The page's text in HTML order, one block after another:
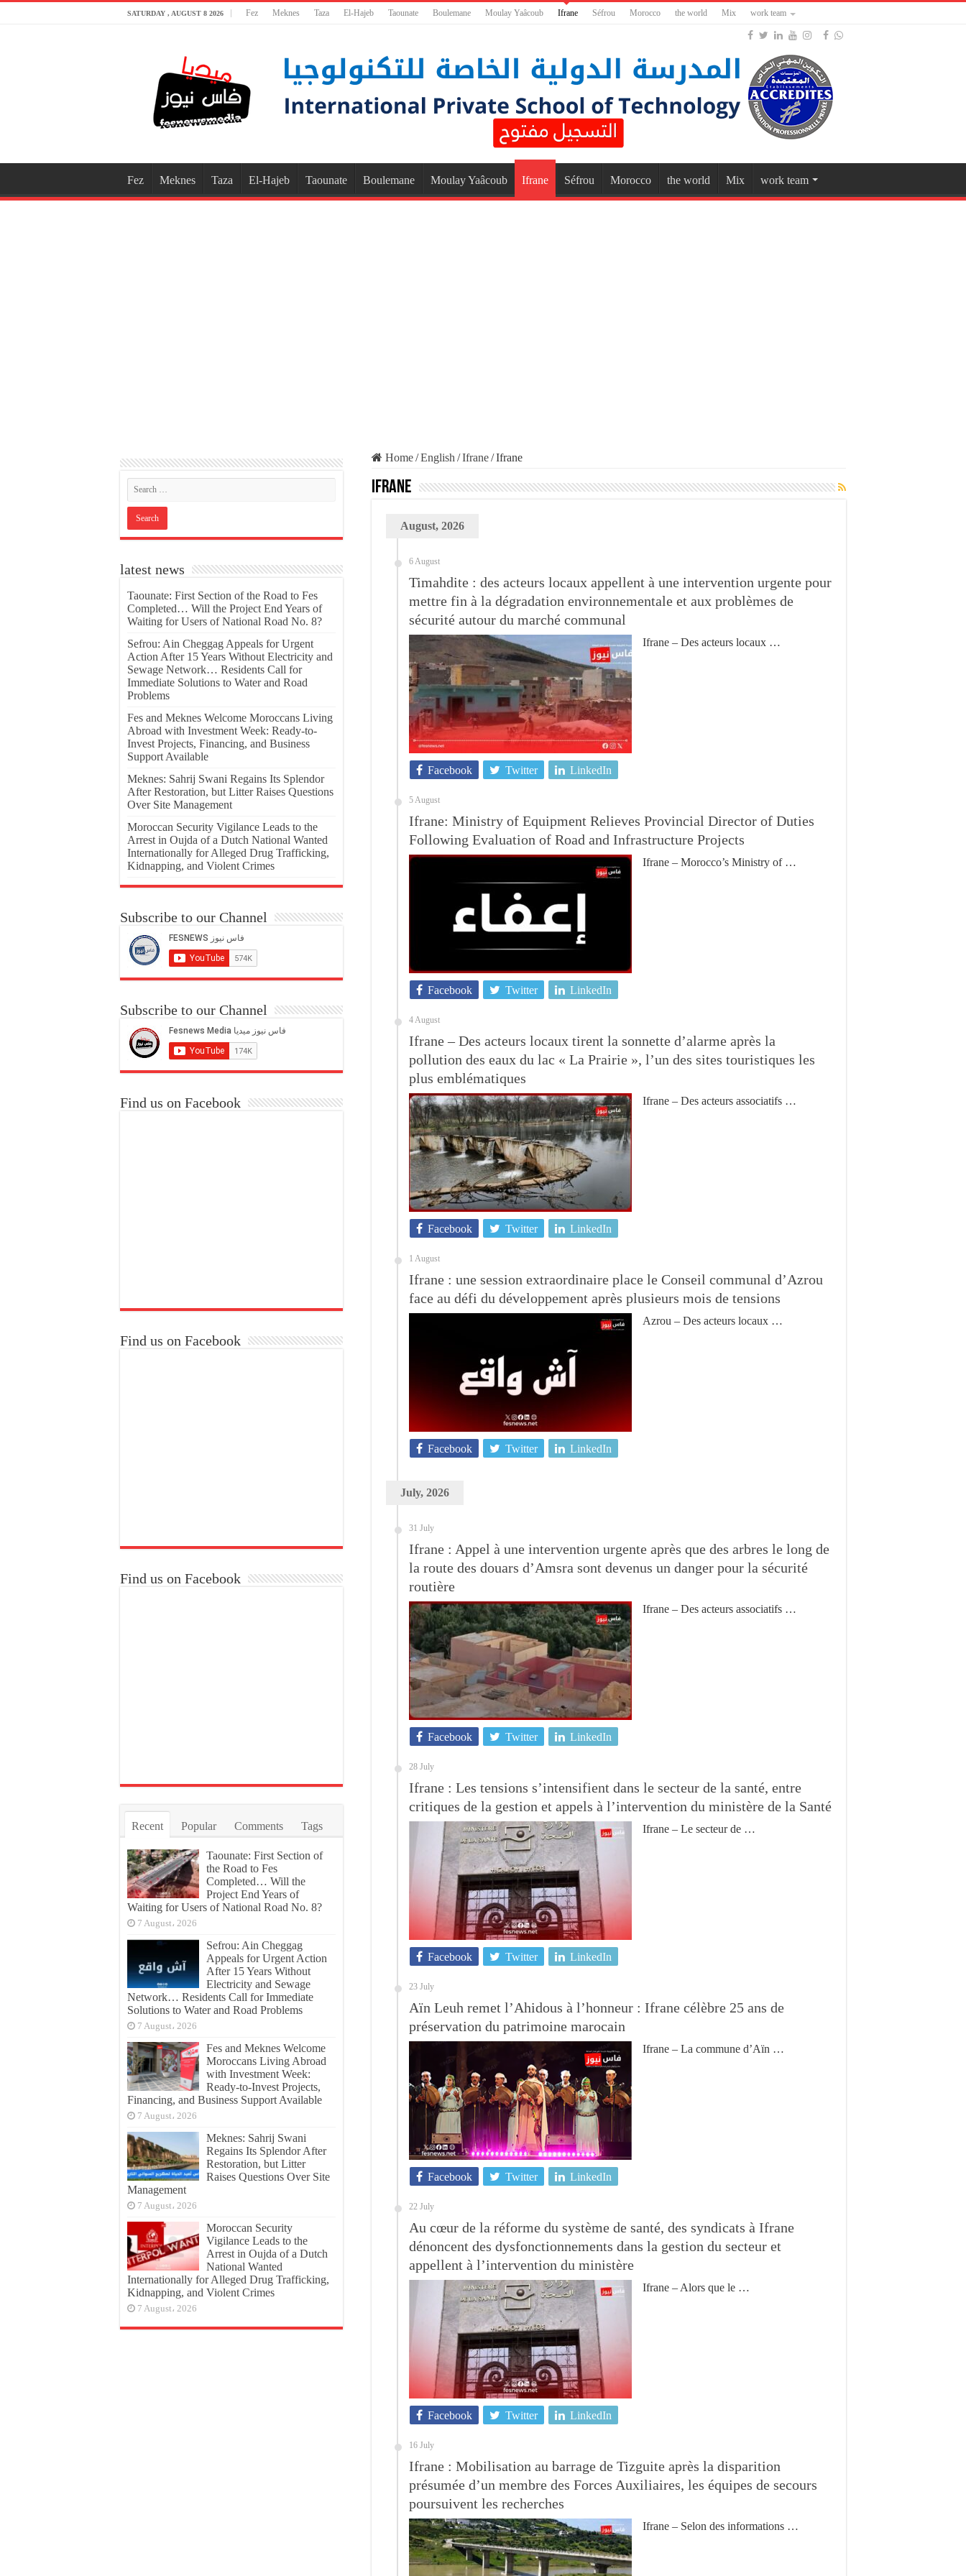
SATURDAY , AUGUST 8 2026 Fez Meknes Taza El-Hajeb Taounate Boulemane Moulay Yaâcoub Ifrane Séfrou Morocco the world Mix work team
Fez Meknes Taza El-Hajeb Taounate Boulemane Moulay Yaâcoub Ifrane Séfrou Morocco the world Mix work team
Home/English /Ifrane/Ifrane
Ifrane
August, 2026
6 August
Timahdite : des acteurs locaux appellent à une intervention urgente pour
mettre fin à la dégradation environnementale et aux problèmes de
sécurité autour du marché communal
Ifrane – Des acteurs locaux …
Facebook Twitter LinkedIn
5 August
Ifrane: Ministry of Equipment Relieves Provincial Director of Duties
Following Evaluation of Road and Infrastructure Projects
Ifrane – Morocco’s Ministry of …
Facebook Twitter LinkedIn
4 August
Ifrane – Des acteurs locaux tirent la sonnette d’alarme après la
pollution des eaux du lac « La Prairie », l’un des sites touristiques les
plus emblématiques
Ifrane – Des acteurs associatifs …
Facebook Twitter LinkedIn
1 August
Ifrane : une session extraordinaire place le Conseil communal d’Azrou
face au défi du développement après plusieurs mois de tensions
Azrou – Des acteurs locaux …
Facebook Twitter LinkedIn
July, 2026
31 July
Ifrane : Appel à une intervention urgente après que des arbres le long de
la route des douars d’Amsra sont devenus un danger pour la sécurité
routière
Ifrane – Des acteurs associatifs …
Facebook Twitter LinkedIn
28 July
Ifrane : Les tensions s’intensifient dans le secteur de la santé, entre
critiques de la gestion et appels à l’intervention du ministère de la Santé
Ifrane – Le secteur de …
Facebook Twitter LinkedIn
23 July
Aïn Leuh remet l’Ahidous à l’honneur : Ifrane célèbre 25 ans de
préservation du patrimoine marocain
Ifrane – La commune d’Aïn …
Facebook Twitter LinkedIn
22 July
Au cœur de la réforme du système de santé, des syndicats à Ifrane
dénoncent des dysfonctionnements dans la gestion du secteur et
appellent à l’intervention du ministère
Ifrane – Alors que le …
Facebook Twitter LinkedIn
16 July
Ifrane : Mobilisation au barrage de Tizguite après la disparition
présumée d’un membre des Forces Auxiliaires, les équipes de secours
poursuivent les recherches
Ifrane – Selon des informations …
latest news
Taounate: First Section of the Road to Fes
Completed… Will the Project End Years of
Waiting for Users of National Road No. 8?
Sefrou: Ain Cheggag Appeals for Urgent
Action After 15 Years Without Electricity and
Sewage Network… Residents Call for
Immediate Solutions to Water and Road
Problems
Fes and Meknes Welcome Moroccans Living
Abroad with Investment Week: Ready-to-
Invest Projects, Financing, and Business
Support Available
Meknes: Sahrij Swani Regains Its Splendor
After Restoration, but Litter Raises Questions
Over Site Management
Moroccan Security Vigilance Leads to the
Arrest in Oujda of a Dutch National Wanted
Internationally for Alleged Drug Trafficking,
Kidnapping, and Violent Crimes
Subscribe to our Channel
Subscribe to our Channel
Find us on Facebook
Find us on Facebook
Find us on Facebook
Recent Popular Comments Tags
Taounate: First Section of
the Road to Fes
Completed… Will the
Project End Years of
Waiting for Users of National Road No. 8?
7 August، 2026
Sefrou: Ain Cheggag
Appeals for Urgent Action
After 15 Years Without
Electricity and Sewage
Network… Residents Call for Immediate
Solutions to Water and Road Problems
7 August، 2026
Fes and Meknes Welcome
Moroccans Living Abroad
with Investment Week:
Ready-to-Invest Projects,
Financing, and Business Support Available
7 August، 2026
Meknes: Sahrij Swani
Regains Its Splendor After
Restoration, but Litter
Raises Questions Over Site
Management
7 August، 2026
Moroccan Security
Vigilance Leads to the
Arrest in Oujda of a Dutch
National Wanted
Internationally for Alleged Drug Trafficking,
Kidnapping, and Violent Crimes
7 August، 2026